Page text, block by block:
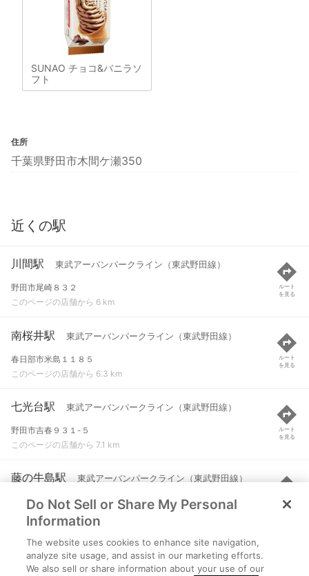
SUNAO チョコ&バニラソ
フト
住所
千葉県野田市木間ケ瀬350
近くの駅
川間駅 東武アーバンパークライン（東武野田線）
野田市尾崎８３２
このページの店舗から 6 km
ルート
を見る
南桜井駅 東武アーバンパークライン（東武野田線）
春日部市米島１１８５
このページの店舗から 6.3 km
ルート
を見る
七光台駅 東武アーバンパークライン（東武野田線）
野田市吉春９３１-５
このページの店舗から 7.1 km
ルート
を見る
藤の牛島駅 東武アーバンパークライン（東武野田線）
春日部市大字牛島１５７６
このページの店舗から 7.8 km
ルート
を見る
清水公園駅 東武アーバンパークライン（東武野田線）
野田市清水３７５
Do Not Sell or Share My Personal
Information
The website uses cookies to enhance site navigation,
analyze site usage, and assist in our marketing efforts.
We also sell or share information about your use of our